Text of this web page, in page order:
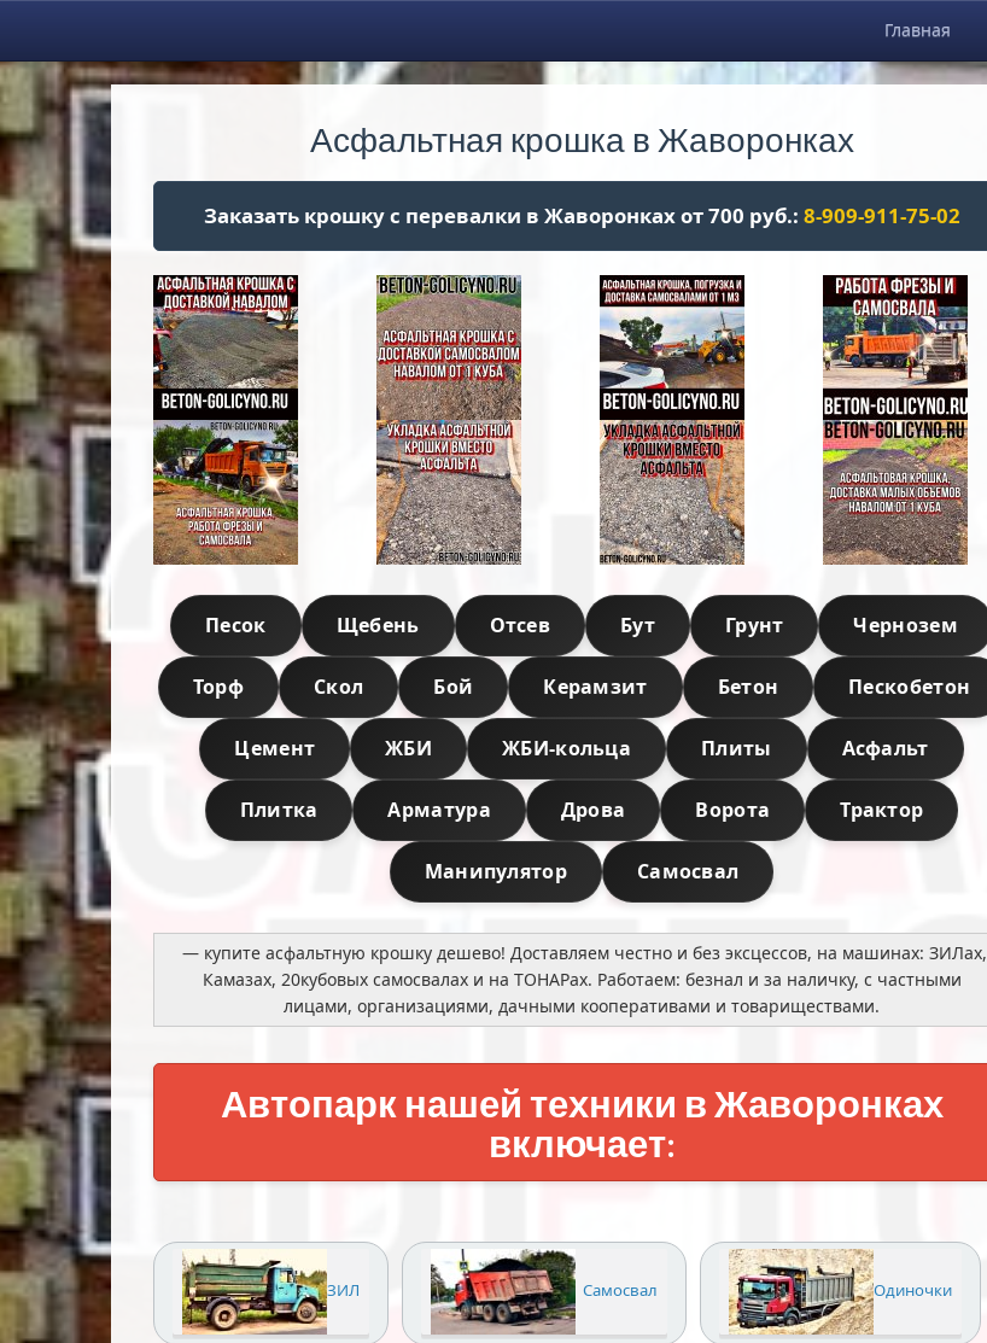
Главная
Асфальтная крошка в Жаворонках
Заказать крошку с перевалки в Жаворонках от 700 руб.: 8-909-911-75-02
Песок Щебень Отсев Бут Грунт Чернозем
Торф Скол Бой Керамзит Бетон Пескобетон
Цемент ЖБИ ЖБИ-кольца Плиты Асфальт
Плитка Арматура Дрова Ворота Трактор
Манипулятор Самосвал
— купите асфальтную крошку дешево! Доставляем честно и без эксцессов, на машинах: ЗИЛах,
Камазах, 20кубовых самосвалах и на ТОНАРах. Работаем: безнал и за наличку, с частными
лицами, организациями, дачными кооперативами и товариществами.
Автопарк нашей техники в Жаворонках
включает:
ЗИЛ Самосвал Одиночки